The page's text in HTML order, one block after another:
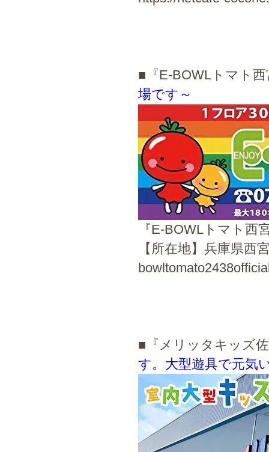
■『E-BOWLトマト
場です～
『E-BOWLトマト西
【所在地】兵庫県
■『メリッタキッ
す。大型遊具で元気